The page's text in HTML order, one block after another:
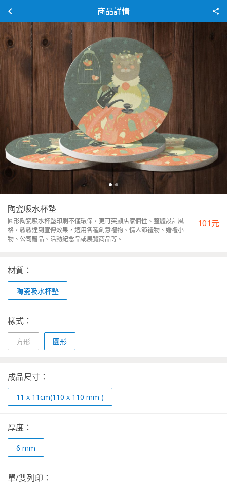
商品詳情
陶瓷吸水杯墊
圓形陶瓷吸水杯墊印刷不僅環保，更可突顯店家個性、整體設計風
格，鬆鬆達到宣傳效果，適用各種創意禮物、情人節禮物、婚禮小
物、公司贈品、活動紀念品或展覽商品等。
101元
材質：
陶瓷吸水杯墊
樣式：
方形 圓形
成品尺寸：
11 x 11cm(110 x 110 mm )
厚度：
6 mm
單/雙列印：